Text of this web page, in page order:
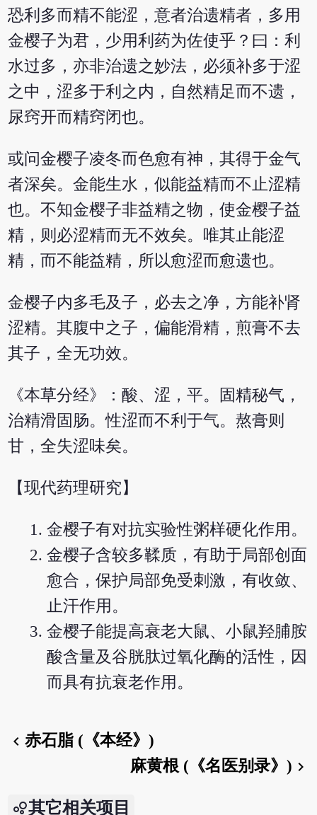
恐利多而精不能涩，意者治遗精者，多用
金樱子为君，少用利药为佐使乎？曰：利
水过多，亦非治遗之妙法，必须补多于涩
之中，涩多于利之内，自然精足而不遗，
尿窍开而精窍闭也。
或问金樱子凌冬而色愈有神，其得于金气
者深矣。金能生水，似能益精而不止涩精
也。不知金樱子非益精之物，使金樱子益
精，则必涩精而无不效矣。唯其止能涩
精，而不能益精，所以愈涩而愈遗也。
金樱子内多毛及子，必去之净，方能补肾
涩精。其腹中之子，偏能滑精，煎膏不去
其子，全无功效。
《本草分经》：酸、涩，平。固精秘气，
治精滑固肠。性涩而不利于气。熬膏则
甘，全失涩味矣。
【现代药理研究】
金樱子有对抗实验性粥样硬化作用。
金樱子含较多鞣质，有助于局部创面
愈合，保护局部免受刺激，有收敛、
止汗作用。
金樱子能提高衰老大鼠、小鼠羟脯胺
酸含量及谷胱肽过氧化酶的活性，因
而具有抗衰老作用。
chevron_left赤石脂 (《本经》)
麻黄根 (《名医别录》) chevron_right
其它相关项目